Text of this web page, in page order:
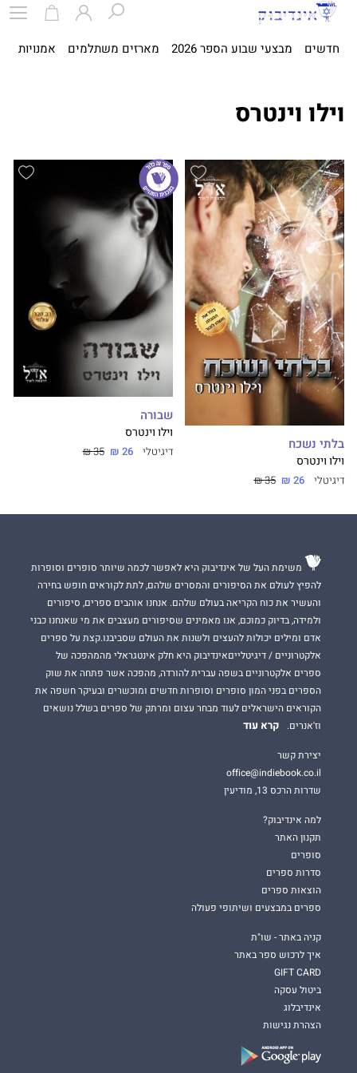
חדשים מבצעי שבוע הספר 2026 מארזים משתלמים אמנויות
וילו וינטרס
בלתי נשכח
וילו וינטרס
דיגיטלי 26 ₪
35 ₪
שבורה
וילו וינטרס
דיגיטלי 26 ₪
35 ₪
משימת העל של אינדיבוק היא לאפשר לכמה שיותר סופרים וסופרות
להפיץ לעולם את הסיפורים והמסרים שלהם, לתת לקוראים חופש בחירה
והעשיר את כוח הקריאה בעולם שלהם. אנחנו אוהבים ספרים, סיפורים
ולמידה, בדיוק כמוכם, אנו מאמינים שסיפורים מעצבים את מי שאנחנו כבני
אדם ומילים יכולות להעצים ולשנות את העולם שסביבנו.קצת על ספרים
אלקטרוניים / דיגיטלייםאינדיבוק היא חלק אינטגראלי מהמהפכה של
ספרים אלקטרוניים בשפה עברית להורדה, מהפכה אשר פתחה את שוק
הספרים בפני המון סופרים וסופרות חדשים ומוכשרים ובעיקר חשפה את
הקוראים הישראלים לעוד מבחר עצום ומרתק של ספרים בשלל נושאים
וז'אנרים.
קרא עוד
יצירת קשר
office@indiebook.co.il
שדרות הרכס 13, מודיעין
למה אינדיבוק?
תקנון האתר
סופרים
סדרות ספרים
הוצאות ספרים
ספרים במבצעים ושיתופי פעולה
קניה באתר - שו"ת
איך לרכוש ספר באתר
GIFT CARD
ביטול עסקה
אינדיבלוג
הצהרת נגישות